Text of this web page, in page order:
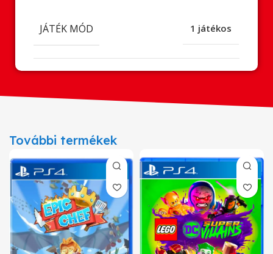
JÁTÉK MÓD 1 játékos
További termékek